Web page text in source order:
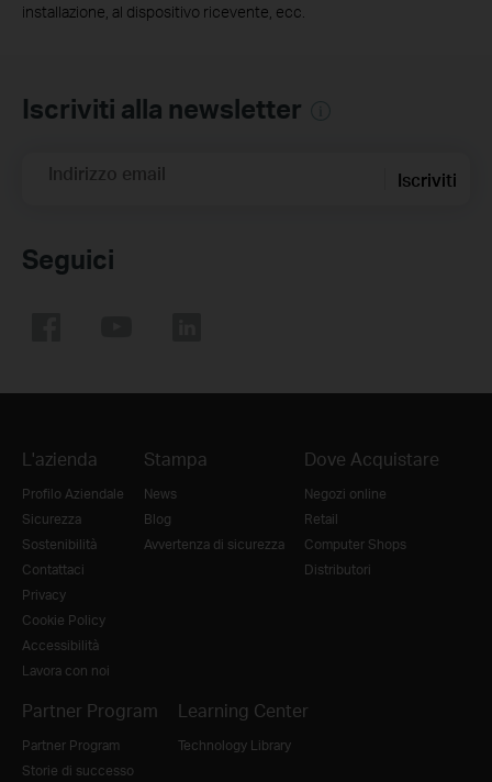
installazione, al dispositivo ricevente, ecc.
Iscriviti alla newsletter
Indirizzo email Iscriviti
Seguici
L'azienda
Profilo Aziendale
Sicurezza
Sostenibilità
Contattaci
Privacy
Cookie Policy
Accessibilità
Lavora con noi
Stampa
News
Blog
Avvertenza di sicurezza
Dove Acquistare
Negozi online
Retail
Computer Shops
Distributori
Partner Program
Partner Program
Storie di successo
Learning Center
Technology Library